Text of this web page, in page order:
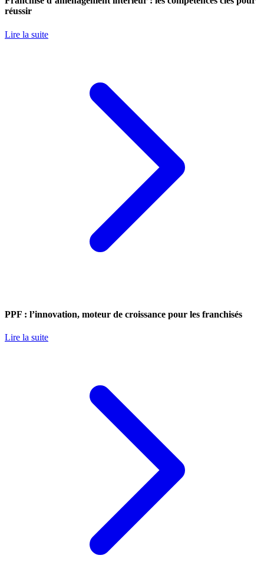
réussir
Lire la suite
PPF : l’innovation, moteur de croissance pour les franchisés
Lire la suite